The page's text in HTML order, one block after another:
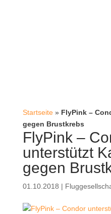
Startseite» FlyPink –
gegen Brustkrebs
FlyPink –
unterstützt
gegen
01.10.2018 |